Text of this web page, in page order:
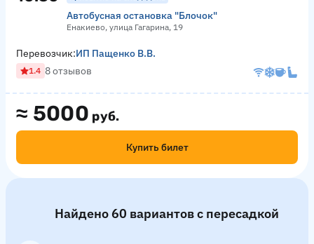
Автобусная остановка "Блочок"
Енакиево, улица Гагарина, 19
≈ 5000 руб.
Купить билет
Перевозчик:ИП Пащенко В.В.
1.4 8 отзывов
Найдено 60 вариантов с пересадкой